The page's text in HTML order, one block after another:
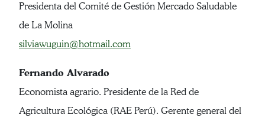
Presidenta del Comité de Gestión Mercado Saludable
de La Molina
silviawuguin@hotmail.com
Fernando Alvarado
Economista agrario. Presidente de la Red de
Agricultura Ecológica (RAE Perú). Gerente general del